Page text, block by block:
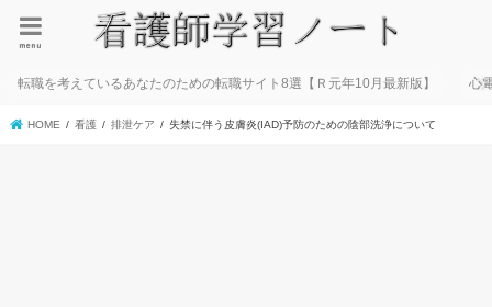
menu
転職を考えているあなたのための転職サイト8選【Ｒ元年10月最新版】 心
HOME 看護 排泄ケア 失禁に伴う皮膚炎(IAD)予防のための陰部洗浄について